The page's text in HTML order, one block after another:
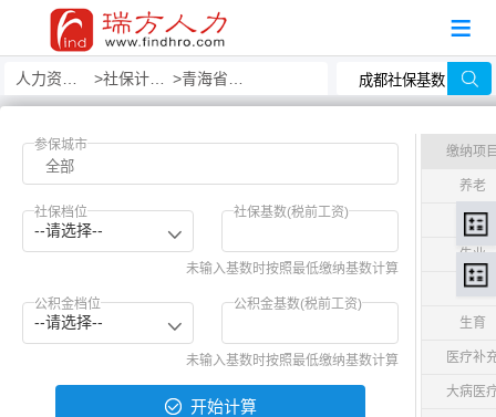
社保计算器 青海省社保计算器
参保城市
社保档位
--请选择--
社保基数(税前工资)
未输入基数时按照最低缴纳基数计算
公积金档位
--请选择--
公积金基数(税前工资)
未输入基数时按照最低缴纳基数计算
开始计算
缴纳项
养老
医疗
失业
工伤
生育
医疗补
大病医